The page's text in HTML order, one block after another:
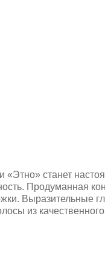
«Этно» станет
Продуманная
Выразительные
из